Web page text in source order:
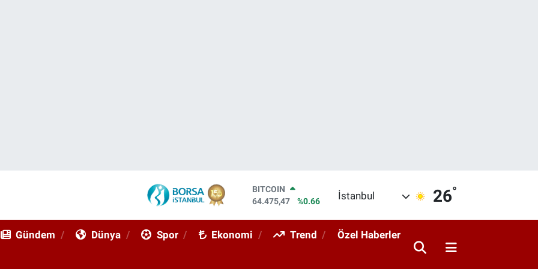
DOLAR
47,5971
%0.05
STERLİN
İstanbul 26°
Gündem Dünya Spor Ekonomi Trend Özel Haberler